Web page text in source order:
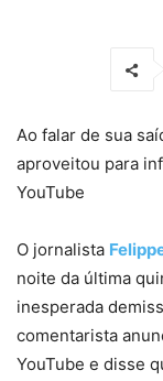
Ao falar de sua
aproveitou para
YouTube
O jornalista
noite da última
inesperada
comentarista
YouTube e disse